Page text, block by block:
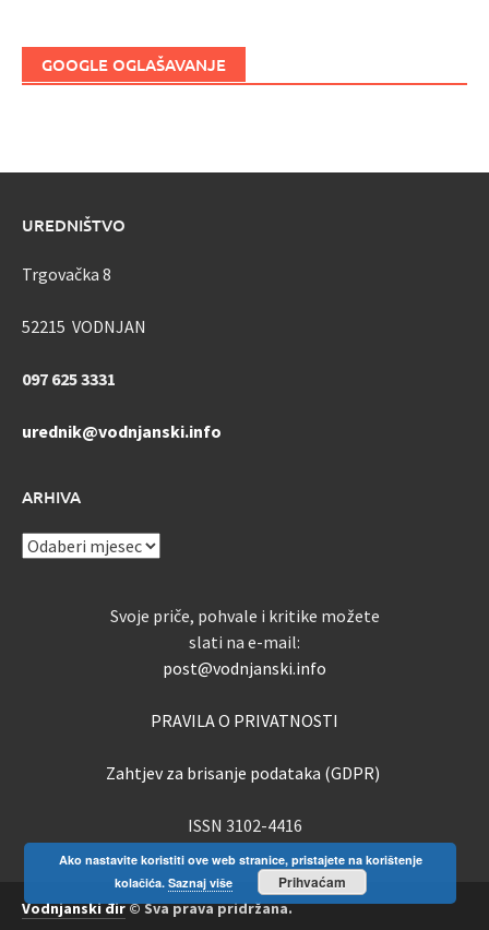
GOOGLE OGLAŠAVANJE
UREDNIŠTVO
Trgovačka 8
52215 VODNJAN
097 625 3331
urednik@vodnjanski.info
ARHIVA
ARHIVA
Svoje priče, pohvale i kritike možete
slati na e-mail:
post@vodnjanski.info
PRAVILA O PRIVATNOSTI
Zahtjev za brisanje podataka (GDPR)
ISSN 3102-4416
Vodnjanski đir© Sva prava pridržana.
Ako nastavite koristiti ove web stranice, pristajete na korištenje
kolačića. Saznaj više Prihvaćam